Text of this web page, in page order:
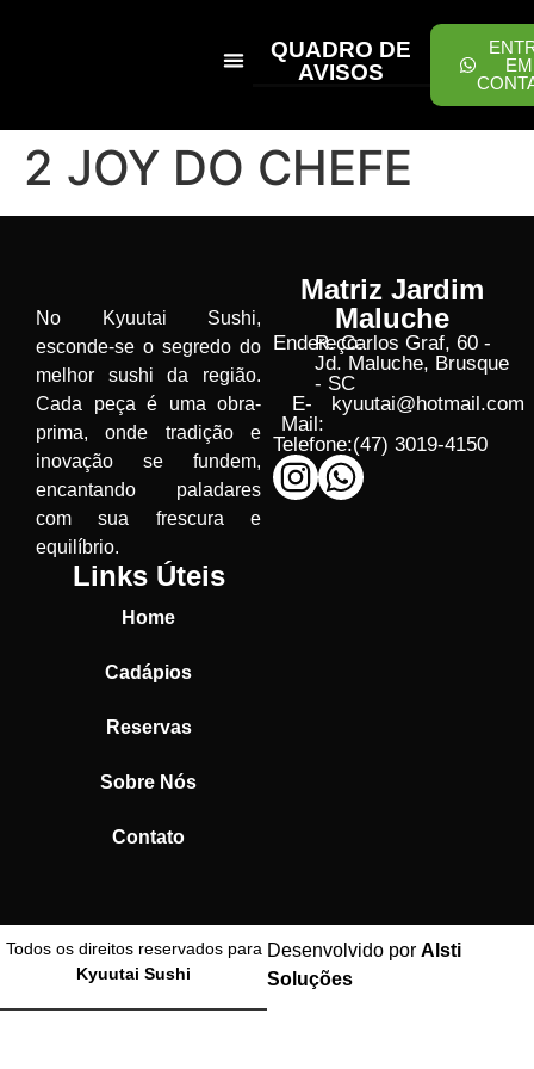
QUADRO DE
AVISOS
EM
2 JOY DO CHEFE
No Kyuutai Sushi,
esconde-se o segredo do
melhor sushi da região.
Cada peça é uma obra-
prima, onde tradição e
inovação se fundem,
encantando paladares
com sua frescura e
equilíbrio.
Links Úteis
Home
Cadápios
Reservas
Sobre Nós
Contato
Matriz Jardim
Maluche
Endereço:
R. Carlos Graf, 60 -
Jd. Maluche, Brusque
- SC
E-
Mail:
kyuutai@hotmail.com
Telefone:(47) 3019-4150
Todos os direitos reservados para
Kyuutai Sushi
Desenvolvido por Alsti
Soluções